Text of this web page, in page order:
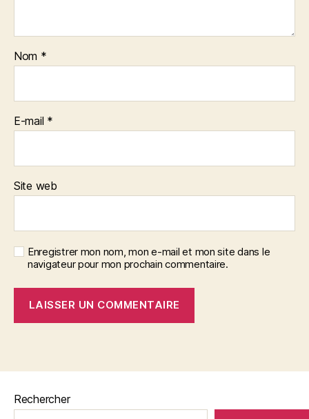
Nom *
E-mail *
Site web
Enregistrer mon nom, mon e-mail et mon site dans le
navigateur pour mon prochain commentaire.
Rechercher